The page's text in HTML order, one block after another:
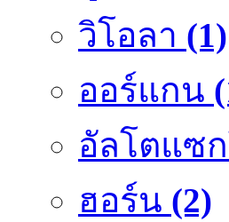
วิโอลา (1)
ออร์แกน
อัลโตแซ
ฮอร์น (2)